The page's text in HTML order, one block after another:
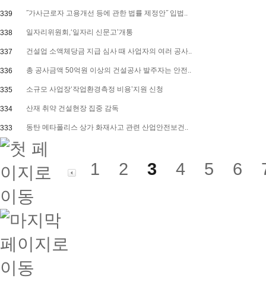
339 ˝가사근로자 고용개선 등에 관한 법률 제정안˝ 입법..
338 일자리위원회,‘일자리 신문고’개통
337 건설업 소액체당금 지급 심사 때 사업자의 여러 공사..
336 총 공사금액 50억원 이상의 건설공사 발주자는 안전..
335 소규모 사업장‘작업환경측정 비용’지원 신청
334 산재 취약 건설현장 집중 감독
333 동탄 메타폴리스 상가 화재사고 관련 산업안전보건..
1 2 3 4 5 6